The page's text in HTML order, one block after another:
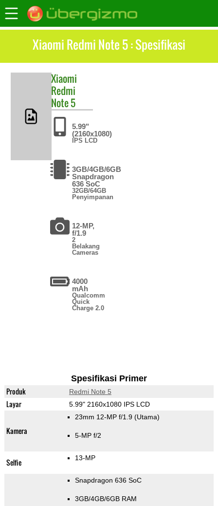
Xiaomi Redmi Note 5 : Spesifikasi
Xiaomi
Redmi
Note 5
5.99"
(2160x1080)
IPS LCD
3GB/4GB/6GB
Snapdragon
636 SoC
32GB/64GB
Penyimpanan
12-MP,
f/1.9
2
Belakang
Cameras
4000
mAh
Qualcomm
Quick
Charge 2.0
Spesifikasi Primer
Produk Redmi Note 5
Layar 5.99" 2160x1080 IPS LCD
Kamera
23mm 12-MP f/1.9 (Utama)
5-MP f/2
Selfie 13-MP
Snapdragon 636 SoC
3GB/4GB/6GB RAM